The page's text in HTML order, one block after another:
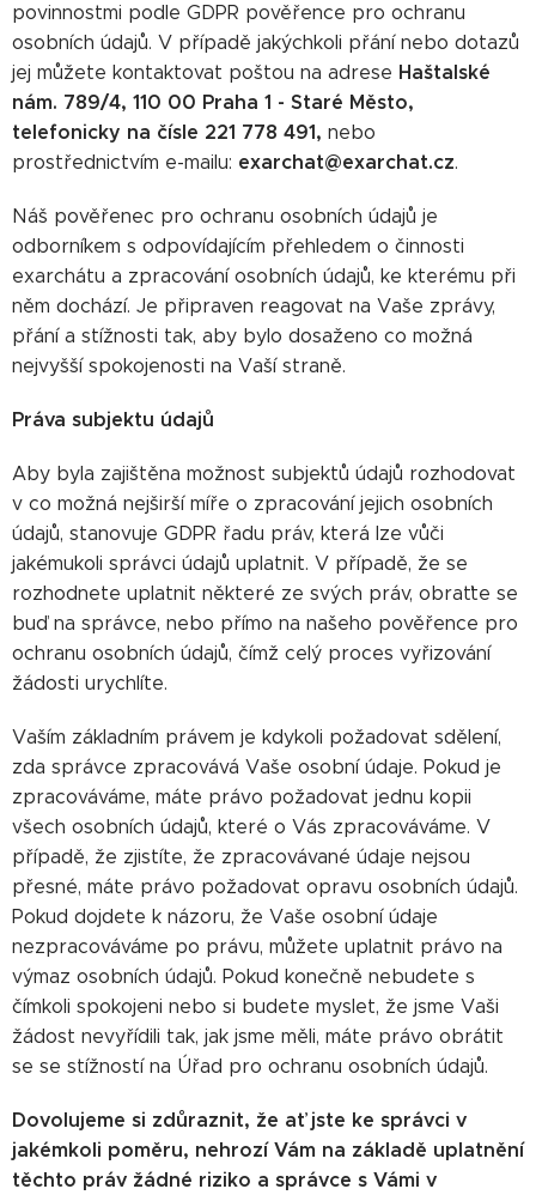
povinnostmi podle GDPR pověřence pro ochranu
osobních údajů. V případě jakýchkoli přání nebo dotazů
jej můžete kontaktovat poštou na adrese Haštalské
nám. 789/4, 110 00 Praha 1 - Staré Město,
telefonicky na čísle 221 778 491, nebo
prostřednictvím e-mailu: exarchat@exarchat.cz.
Náš pověřenec pro ochranu osobních údajů je
odborníkem s odpovídajícím přehledem o činnosti
exarchátu a zpracování osobních údajů, ke kterému při
něm dochází. Je připraven reagovat na Vaše zprávy,
přání a stížnosti tak, aby bylo dosaženo co možná
nejvyšší spokojenosti na Vaší straně.
Práva subjektu údajů
Aby byla zajištěna možnost subjektů údajů rozhodovat
v co možná nejširší míře o zpracování jejich osobních
údajů, stanovuje GDPR řadu práv, která lze vůči
jakémukoli správci údajů uplatnit. V případě, že se
rozhodnete uplatnit některé ze svých práv, obraťte se
buď na správce, nebo přímo na našeho pověřence pro
ochranu osobních údajů, čímž celý proces vyřizování
žádosti urychlíte.
Vaším základním právem je kdykoli požadovat sdělení,
zda správce zpracovává Vaše osobní údaje. Pokud je
zpracováváme, máte právo požadovat jednu kopii
všech osobních údajů, které o Vás zpracováváme. V
případě, že zjistíte, že zpracovávané údaje nejsou
přesné, máte právo požadovat opravu osobních údajů.
Pokud dojdete k názoru, že Vaše osobní údaje
nezpracováváme po právu, můžete uplatnit právo na
výmaz osobních údajů. Pokud konečně nebudete s
čímkoli spokojeni nebo si budete myslet, že jsme Vaši
žádost nevyřídili tak, jak jsme měli, máte právo obrátit
se se stížností na Úřad pro ochranu osobních údajů.
Dovolujeme si zdůraznit, že ať jste ke správci v
jakémkoli poměru, nehrozí Vám na základě uplatnění
těchto práv žádné riziko a správce s Vámi v